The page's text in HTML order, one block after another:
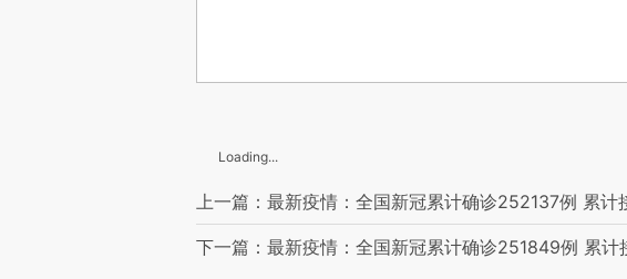
Loading...
上一篇：最新疫情：全国新冠累计确诊252137例 累计
下一篇：最新疫情：全国新冠累计确诊251849例 累